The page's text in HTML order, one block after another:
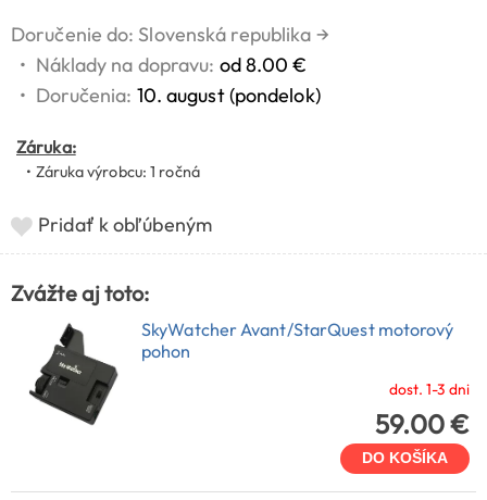
Doručenie do: Slovenská republika →
• Náklady na dopravu: od 8.00 €
• Doručenia: 10. august (pondelok)
Záruka:
• Záruka výrobcu: 1 ročná
Pridať k obľúbeným
Zvážte aj toto:
SkyWatcher Avant/StarQuest motorový
pohon
dost. 1-3 dni
59.00 €
DO KOŠÍKA